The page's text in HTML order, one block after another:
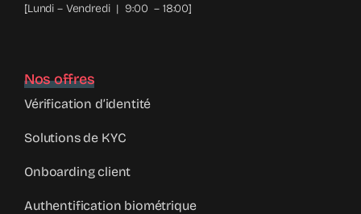
[Lundi – Vendredi | 9:00 – 18:00]
Nos offres
Vérification d’identité
Solutions de KYC
Onboarding client
Authentification biométrique